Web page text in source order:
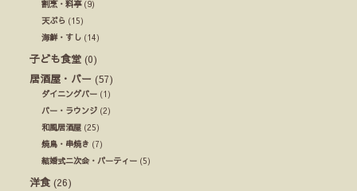
割烹・料亭(9)
天ぷら (15)
海鮮・すし (14)
子ども食堂 (0)
居酒屋・バー (57)
ダイニングバー (1)
バー・ラウンジ (2)
和風居酒屋 (25)
焼鳥・串焼き (7)
結婚式ニ次会・パーティー (5)
洋食 (26)